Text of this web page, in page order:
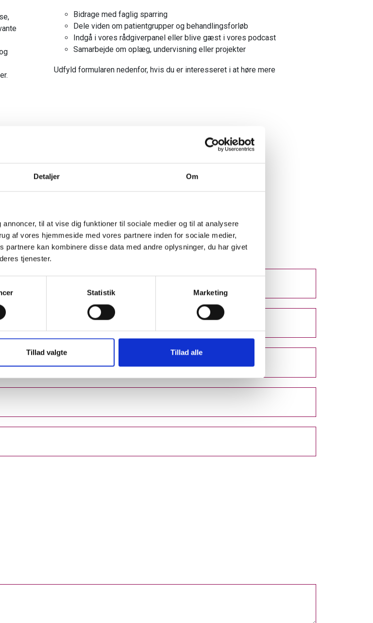
Detaljer Om
til at vise dig funktioner til sociale medier og til at analysere
af vores hjemmeside med vores partnere inden for sociale medier,
partnere kan kombinere disse data med andre oplysninger, du har givet
tjenester.
Statistik Marketing
Tillad valgte Tillad alle
Bidrage med faglig sparring
Dele viden om patientgrupper og behandlingsforløb
Indgå i vores rådgiverpanel eller blive gæst i vores podcast
Samarbejde om oplæg, undervisning eller projekter
Udfyld formularen nedenfor, hvis du er interesseret i at høre mere
– og vi har brug for din faglighed.